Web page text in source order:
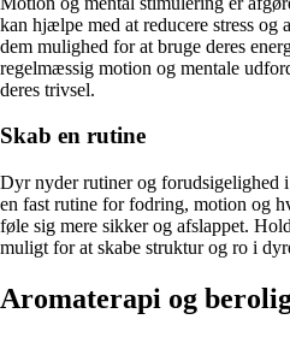
kan hjælpe med at reducere stress og
dem mulighed for at bruge deres
regelmæssig motion og mentale
deres trivsel.
Skab en rutine
Dyr nyder rutiner og forudsigelighed
en fast rutine for fodring, motion og
føle sig mere sikker og afslappet.
muligt for at skabe struktur og ro i
Aromaterapi og